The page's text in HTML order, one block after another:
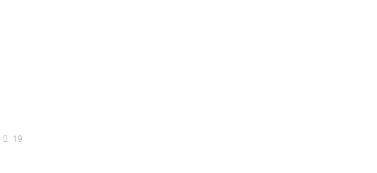
19